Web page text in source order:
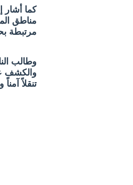
كما أشار
مناطق
مرتبطة
وطالب
والكشف
تنقلاً